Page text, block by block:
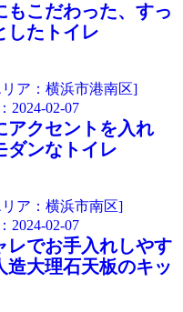
もこだわった、すっ
したトイレ
ア：横浜市港南区]
2024-02-07
アクセントを入れ
ダンなトイレ
ア：横浜市南区]
2024-02-07
レでお手入れしやす
造大理石天板のキッ